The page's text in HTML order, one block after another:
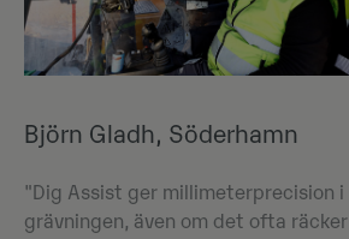
Björn Gladh, Söderhamn
"Dig Assist ger millimeterprecision i
grävningen, även om det ofta räcker